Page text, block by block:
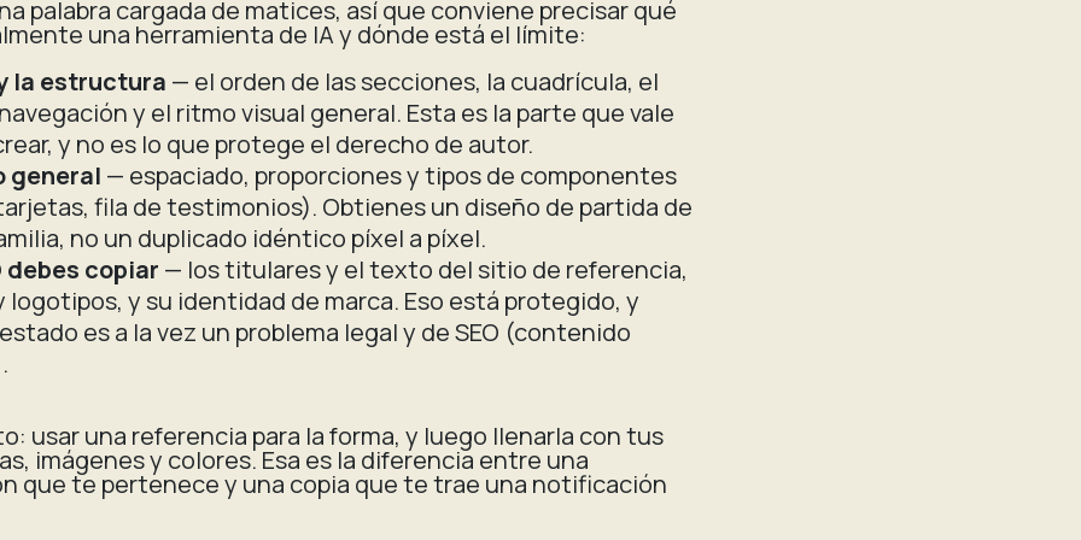
palabra cargada de matices, así que conviene precisar qué
una herramienta de IA y dónde está el límite:
la estructura — el orden de las secciones, la cuadrícula, el
y el ritmo visual general. Esta es la parte que vale
y no es lo que protege el derecho de autor.
general — espaciado, proporciones y tipos de componentes
fila de testimonios). Obtienes un diseño de partida de
no un duplicado idéntico píxel a píxel.
debes copiar — los titulares y el texto del sitio de referencia,
logotipos, y su identidad de marca. Eso está protegido, y
es a la vez un problema legal y de SEO (contenido
usar una referencia para laforma, y luego llenarla con tus
imágenes y colores. Esa es la diferencia entre una
que te pertenece y una copia que te trae una notificación